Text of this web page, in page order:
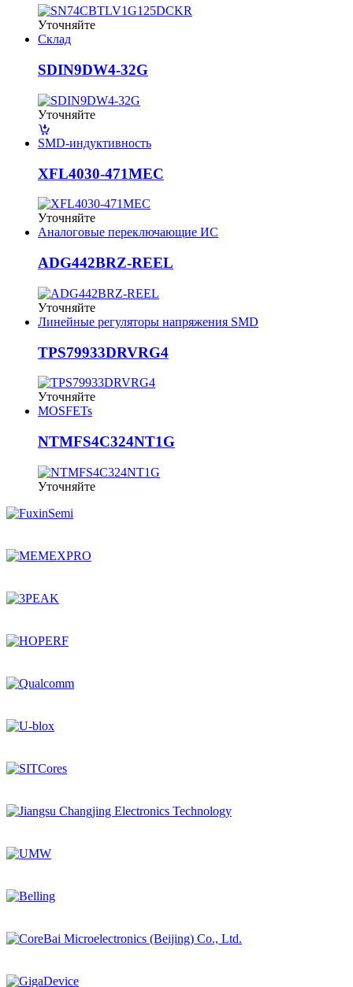
Уточняйте
Склад
SDIN9DW4-32G
Уточняйте
SMD-индуктивность
XFL4030-471MEC
Уточняйте
Аналоговые переключающие ИС
ADG442BRZ-REEL
Уточняйте
Линейные регуляторы напряжения SMD
TPS79933DRVRG4
Уточняйте
MOSFETs
NTMFS4C324NT1G
Уточняйте